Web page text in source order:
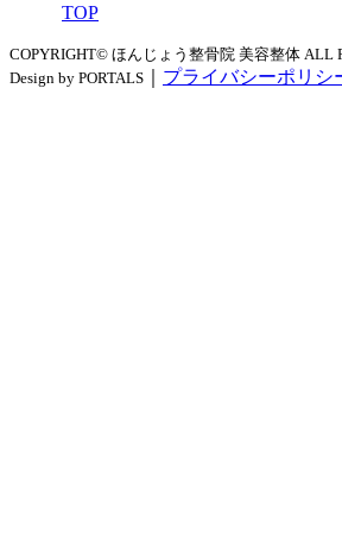
TOP
COPYRIGHT© ほんじょう整骨院 美容整体 ALL
Design by PORTALS
プライバシーポリシ